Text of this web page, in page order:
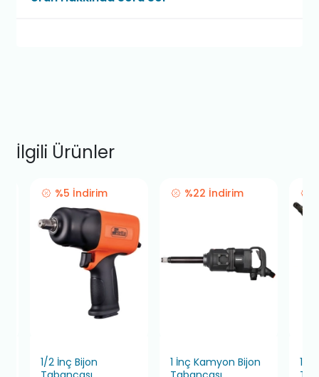
İlgili Ürünler
%5 İndirim
1/2 İnç Bijon
%22 İndirim
1 İnç Kamyon Bijon
1